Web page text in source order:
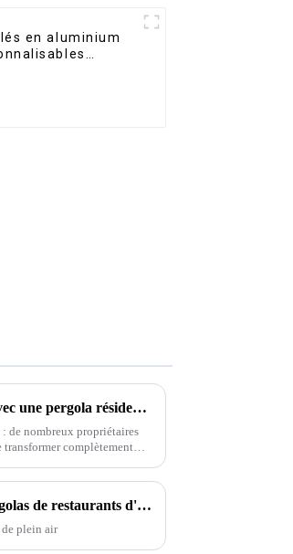
en aluminium
Comment créer l'espace extérieur de vos rêves avec une pergola résidentielle
: de nombreux propriétaires
transformer complètement
Pourquoi choisir des exportateurs chinois de pergolas de restaurants d'extérieur (OEM) pour votre entreprise ?
plein air